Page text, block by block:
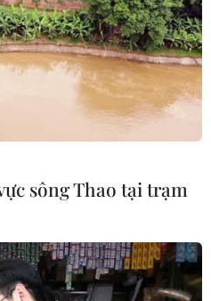
Việt Nam
giữ ngôi
thế giới
sông Thao tại trạm